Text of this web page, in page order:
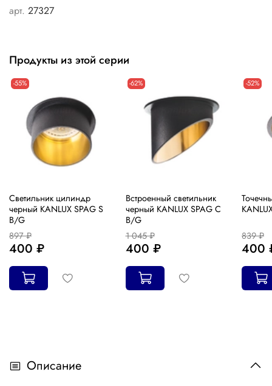
арт. 27327
Продукты из этой серии
-55%
Cветильник цилиндр
черный KANLUX SPAG S
B/G
897 ₽
400 ₽
-62%
Встроенный светильник
черный KANLUX SPAG C
B/G
1 045 ₽
400 ₽
-52%
839 ₽
400
Описание